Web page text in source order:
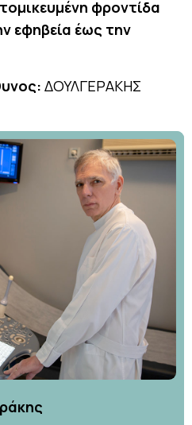
φροντίδα
εφηβεία έως την
ΔΟΥΛΓΕΡΑΚΗΣ